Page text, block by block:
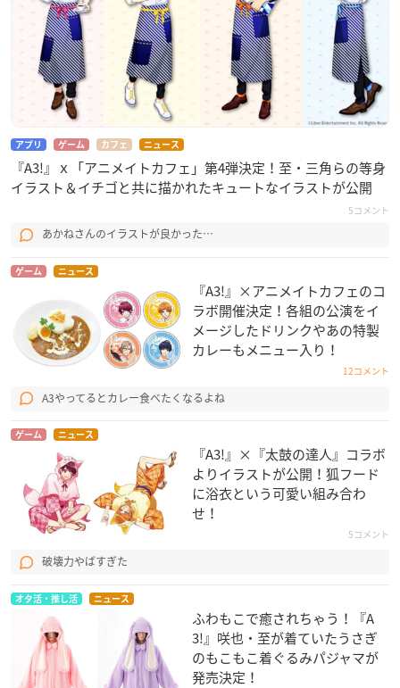
アプリ ゲーム カフェ ニュース
『A3!』ｘ「アニメイトカフェ」第4弾決定！至・三角らの等身
イラスト＆イチゴと共に描かれたキュートなイラストが公開
5コメント
あかねさんのイラストが良かった…
ゲーム ニュース
『A3!』×アニメイトカフェのコ
ラボ開催決定！各組の公演をイ
メージしたドリンクやあの特製
カレーもメニュー入り！
12コメント
A3やってるとカレー食べたくなるよね
ゲーム ニュース
『A3!』×『太鼓の達人』コラボ
よりイラストが公開！狐フード
に浴衣という可愛い組み合わ
せ！
5コメント
破壊力やばすぎた
オタ活・推し活 ニュース
ふわもこで癒されちゃう！『A
3!』咲也・至が着ていたうさぎ
のもこもこ着ぐるみパジャマが
発売決定！